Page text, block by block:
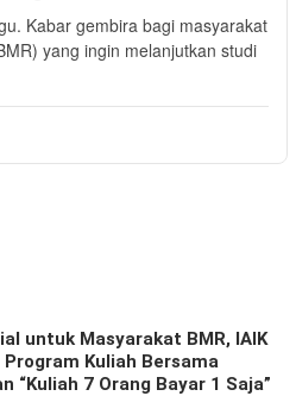
Kabar gembira bagi masyarakat
yang ingin melanjutkan studi
untuk Masyarakat BMR, IAIK
Kuliah Bersama
“Kuliah 7 Orang Bayar 1 Saja”